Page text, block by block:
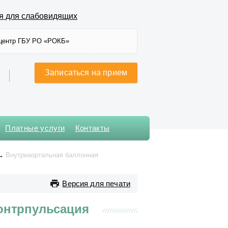
для слабовидящих
ГБУ РО «РОКБ»
Записаться на прием
сложных нарушений ритма
электрокардиостимуляции
Хирургическое № 2
Платные услуги Контакты
Внутриаортальная баллонная
Версия для печати